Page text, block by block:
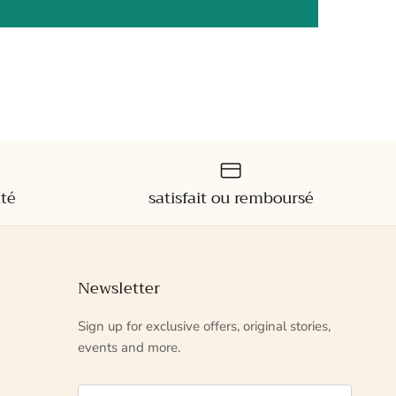
satisfait ou remboursé
Newsletter
Sign up for exclusive offers, original stories,
events and more.